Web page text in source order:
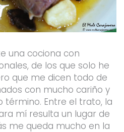
una cociona con
de los que solo he
que me dicen todo de
con mucho cariño y
término. Entre el trato, la
mí resulta un lugar de
me queda mucho en la